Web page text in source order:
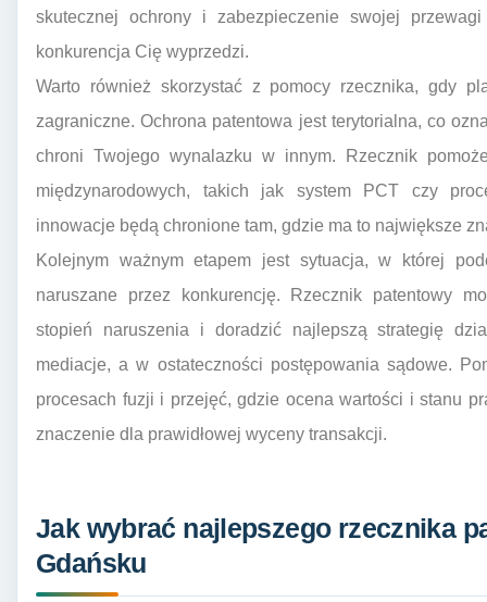
skutecznej ochrony i zabezpieczenie swojej
konkurencja Cię wyprzedzi.
Warto również skorzystać z pomocy rzecznika, gdy
zagraniczne. Ochrona patentowa jest terytorialna, co
chroni Twojego wynalazku w innym. Rzecznik
międzynarodowych, takich jak system PCT czy
innowacje będą chronione tam, gdzie ma to największe
Kolejnym ważnym etapem jest sytuacja, w której
naruszane przez konkurencję. Rzecznik patentowy
stopień naruszenia i doradzić najlepszą strategię
mediacje, a w ostateczności postępowania sądowe.
procesach fuzji i przejęć, gdzie ocena wartości i stanu
znaczenie dla prawidłowej wyceny transakcji.
Jak wybrać najlepszego rzecznika
Gdańsku